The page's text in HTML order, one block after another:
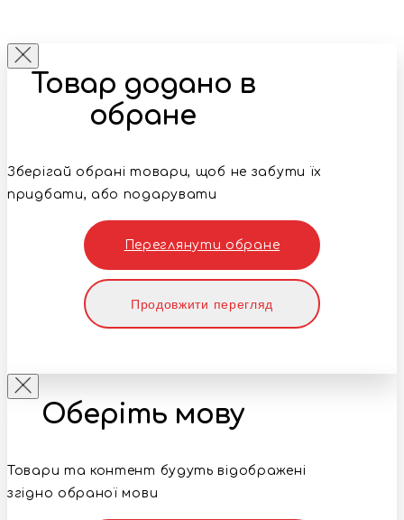
Товар додано в
обране
Зберігай обрані товари, щоб не забути їх
придбати, або подарувати
Переглянути обране
Продовжити перегляд
Оберіть мову
Товари та контент будуть відображені
згідно обраної мови